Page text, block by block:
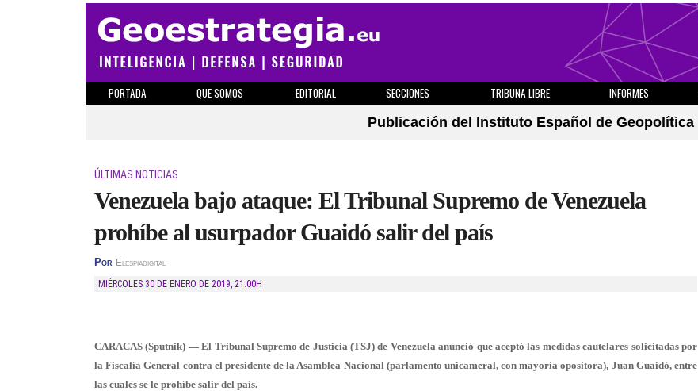
PORTADA QUE SOMOS EDITORIAL SECCIONES TRIBUNA LIBRE INFORMES
Publicación del Instituto Español de Geopolítica
ÚLTIMAS NOTICIAS
Venezuela bajo ataque: El Tribunal Supremo de Venezuela
prohíbe al usurpador Guaidó salir del país
Por Elespiadigital
MIÉRCOLES 30 DE ENERO DE 2019, 21:00H
CARACAS (Sputnik) — El Tribunal Supremo de Justicia (TSJ) de Venezuela anunció que aceptó las medidas cautelares solicitadas por
la Fiscalía General contra el presidente de la Asamblea Nacional (parlamento unicameral, con mayoría opositora), Juan Guaidó, entre
las cuales se le prohíbe salir del país.